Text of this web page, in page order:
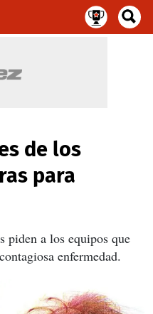
de los
para
piden a los equipos que
enfermedad.